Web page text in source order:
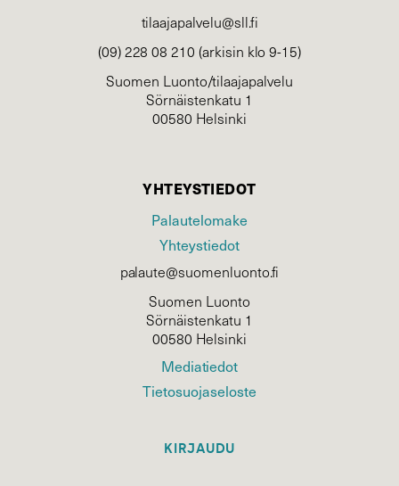
tilaajapalvelu@sll.fi
(09) 228 08 210 (arkisin klo 9-15)
Suomen Luonto/tilaajapalvelu
Sörnäistenkatu 1
00580 Helsinki
YHTEYSTIEDOT
Palautelomake
Yhteystiedot
palaute@suomenluonto.fi
Suomen Luonto
Sörnäistenkatu 1
00580 Helsinki
Mediatiedot
Tietosuojaseloste
KIRJAUDU